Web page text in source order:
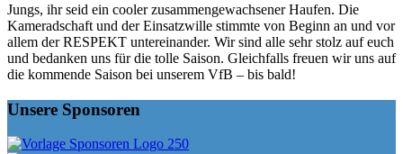
Jungs, ihr seid ein cooler zusammengewachsener Haufen. Die
Kameradschaft und der Einsatzwille stimmte von Beginn an und vor
allem der RESPEKT untereinander. Wir sind alle sehr stolz auf euch
und bedanken uns für die tolle Saison. Gleichfalls freuen wir uns auf
die kommende Saison bei unserem VfB – bis bald!
Unsere Sponsoren